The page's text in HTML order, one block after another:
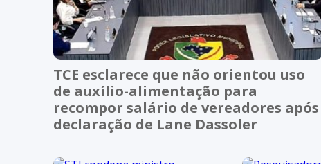
TCE esclarece que não orientou uso
de auxílio-alimentação para
recompor salário de vereadores após
declaração de Lane Dassoler